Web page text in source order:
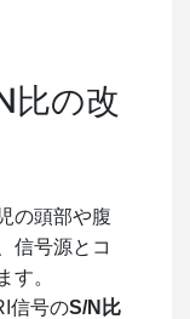
比の改
の頭部や腹
信号源とコ
す。
信号のS/N比